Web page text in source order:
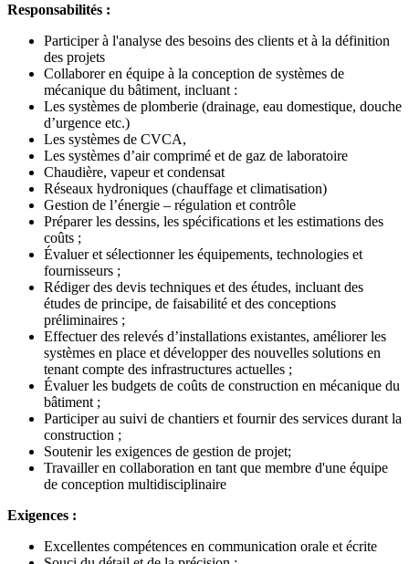
Responsabilités :
Participer à l'analyse des besoins des clients et à la définition
des projets
Collaborer en équipe à la conception de systèmes de
mécanique du bâtiment, incluant :
Les systèmes de plomberie (drainage, eau domestique, douche
d’urgence etc.)
Les systèmes de CVCA,
Les systèmes d’air comprimé et de gaz de laboratoire
Chaudière, vapeur et condensat
Réseaux hydroniques (chauffage et climatisation)
Gestion de l’énergie – régulation et contrôle
Préparer les dessins, les spécifications et les estimations des
coûts ;
Évaluer et sélectionner les équipements, technologies et
fournisseurs ;
Rédiger des devis techniques et des études, incluant des
études de principe, de faisabilité et des conceptions
préliminaires ;
Effectuer des relevés d’installations existantes, améliorer les
systèmes en place et développer des nouvelles solutions en
tenant compte des infrastructures actuelles ;
Évaluer les budgets de coûts de construction en mécanique du
bâtiment ;
Participer au suivi de chantiers et fournir des services durant la
construction ;
Soutenir les exigences de gestion de projet;
Travailler en collaboration en tant que membre d'une équipe
de conception multidisciplinaire
Exigences :
Excellentes compétences en communication orale et écrite